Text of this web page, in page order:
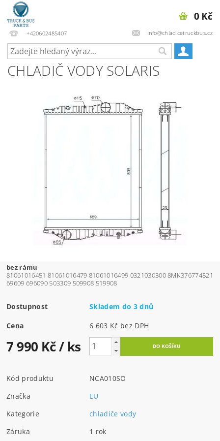
+420602485407 info@chladicetruckbus.cz
0 Kč
CHLADIČ VODY SOLARIS
bez rámu
81061016451 81061016479 81061016499 0321030300 8MK376774521
69609 696090 503309 509908 519908
Dostupnost Skladem do 3 dnů
Cena 6 603 Kč bez DPH
7 990 Kč/ ks
Kód produktu
NCA010SO
Značka
EU
Kategorie
chladiče vody
Záruka
1 rok